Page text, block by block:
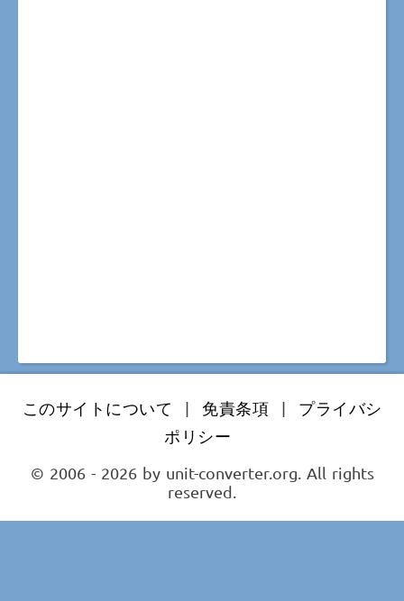
このサイトについて | 免責条項 |
プライバシ
ポリシー
© 2006 - 2026 by unit-converter.org. All rights
reserved.